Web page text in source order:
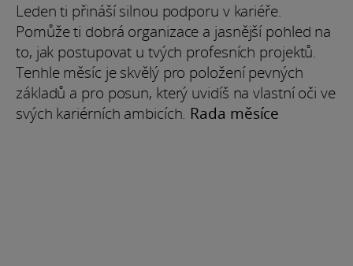
Leden ti přináší silnou podporu v kariéře.
Pomůže ti dobrá organizace a jasnější pohled na
to, jak postupovat u tvých profesních projektů.
Tenhle měsíc je skvělý pro položení pevných
základů a pro posun, který uvidíš na vlastní oči ve
svých kariérních ambicích. Rada měsíce